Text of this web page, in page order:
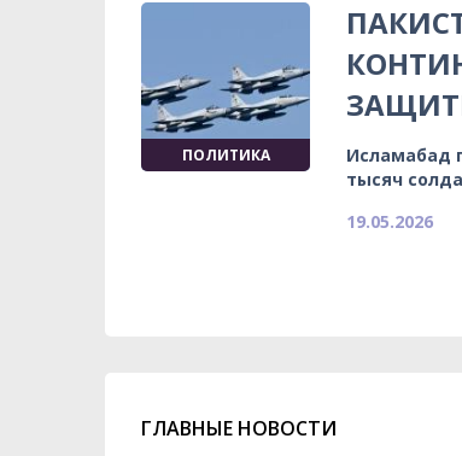
ПОЛИТИКА
Исламабад
тысяч
19.05.2026
ГЛАВНЫЕ НОВОСТИ